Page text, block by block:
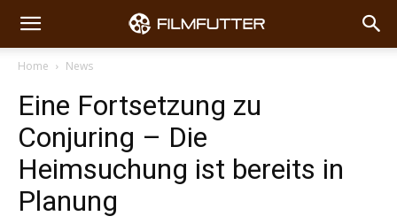
Home News
Eine Fortsetzung zu
Conjuring – Die
Heimsuchung ist bereits in
Planung